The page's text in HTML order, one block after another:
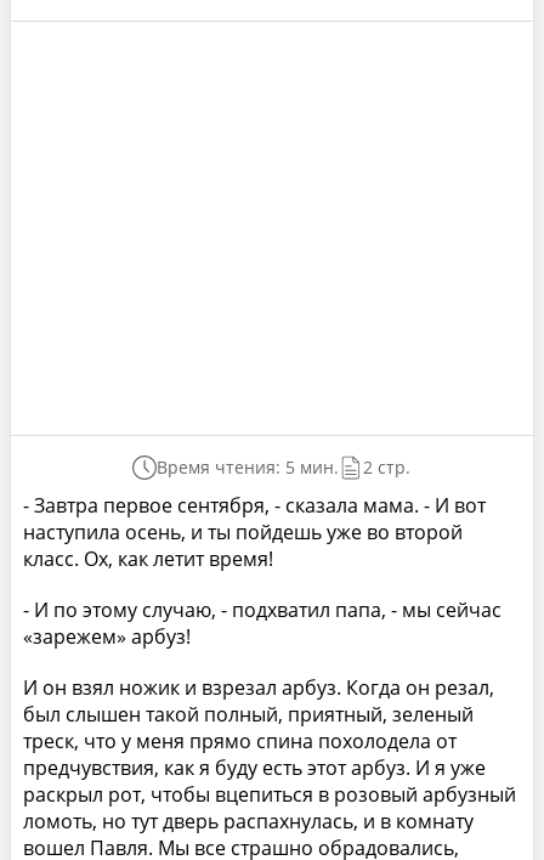
Время чтения: 5 мин. 2 стр.
- Завтра первое сентября, - сказала мама. - И вот
наступила осень, и ты пойдешь уже во второй
класс. Ох, как летит время!
- И по этому случаю, - подхватил папа, - мы сейчас
«зарежем» арбуз!
И он взял ножик и взрезал арбуз. Когда он резал,
был слышен такой полный, приятный, зеленый
треск, что у меня прямо спина похолодела от
предчувствия, как я буду есть этот арбуз. И я уже
раскрыл рот, чтобы вцепиться в розовый арбузный
ломоть, но тут дверь распахнулась, и в комнату
вошел Павля. Мы все страшно обрадовались,